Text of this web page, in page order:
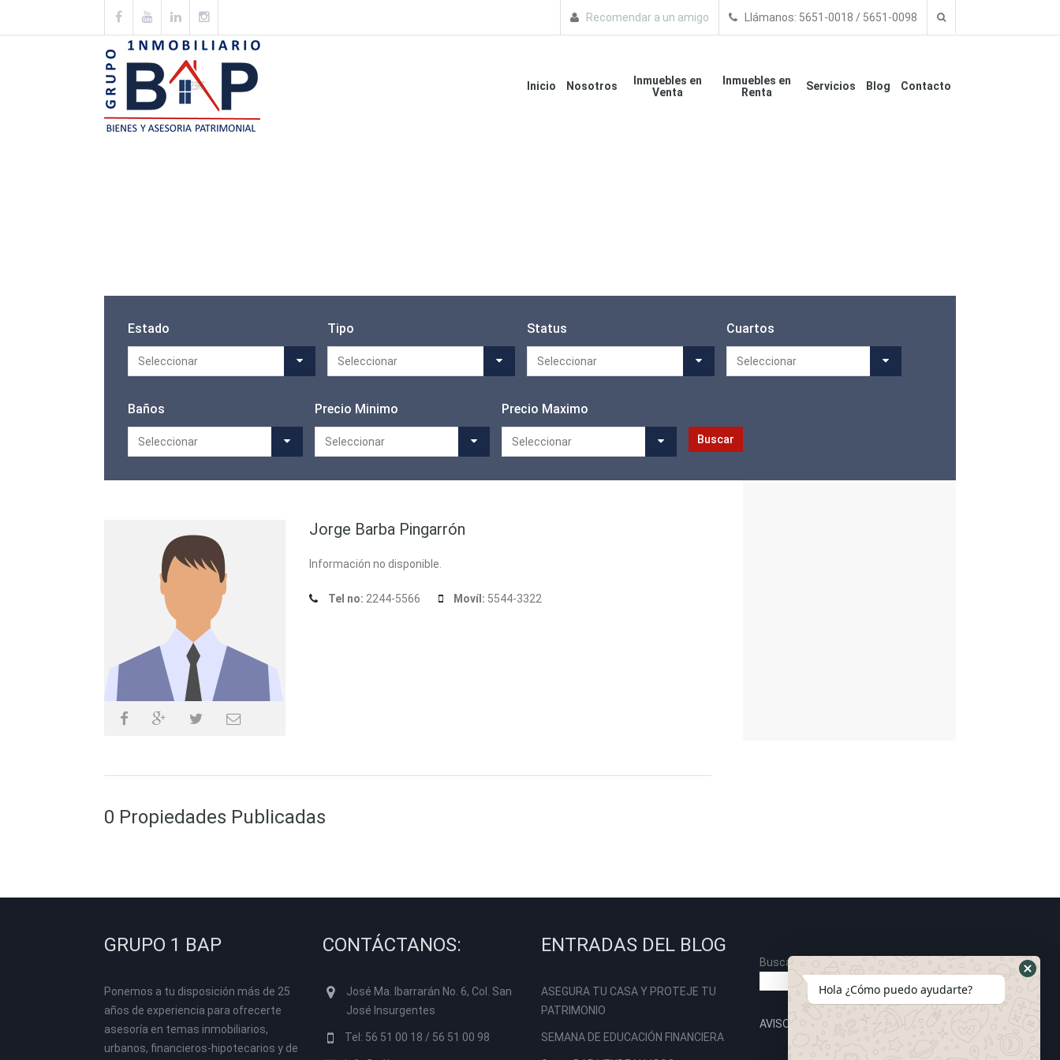
Recomendar a un amigo Llámanos: 5651-0018 / 5651-0098
Inicio Nosotros
Inmuebles en
Venta
Inmuebles en
Renta
Servicios Blog Contacto
Estado
Seleccionar
Tipo
Seleccionar
Status
Seleccionar
Cuartos
Seleccionar
Baños
Seleccionar
Precio Minimo
Seleccionar
Precio Maximo
Seleccionar
Jorge Barba Pingarrón
Información no disponible.
Tel no: 2244-5566 Movíl: 5544-3322
0 Propiedades Publicadas
GRUPO 1 BAP
Ponemos a tu disposición más de 25
años de experiencia para ofrecerte
asesoría en temas inmobiliarios,
urbanos, financieros-hipotecarios y de
CONTÁCTANOS:
José Ma. Ibarrarán No. 6, Col. San
José Insurgentes
Tel: 56 51 00 18 / 56 51 00 98
ENTRADAS DEL BLOG
ASEGURA TU CASA Y PROTEJE TU
PATRIMONIO
SEMANA DE EDUCACIÓN FINANCIERA
Buscar
AVISO DE PRIVACIDAD
Hola ¿Cómo puedo ayudarte?